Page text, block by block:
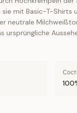
mit Basic-T-Shirts
neutrale